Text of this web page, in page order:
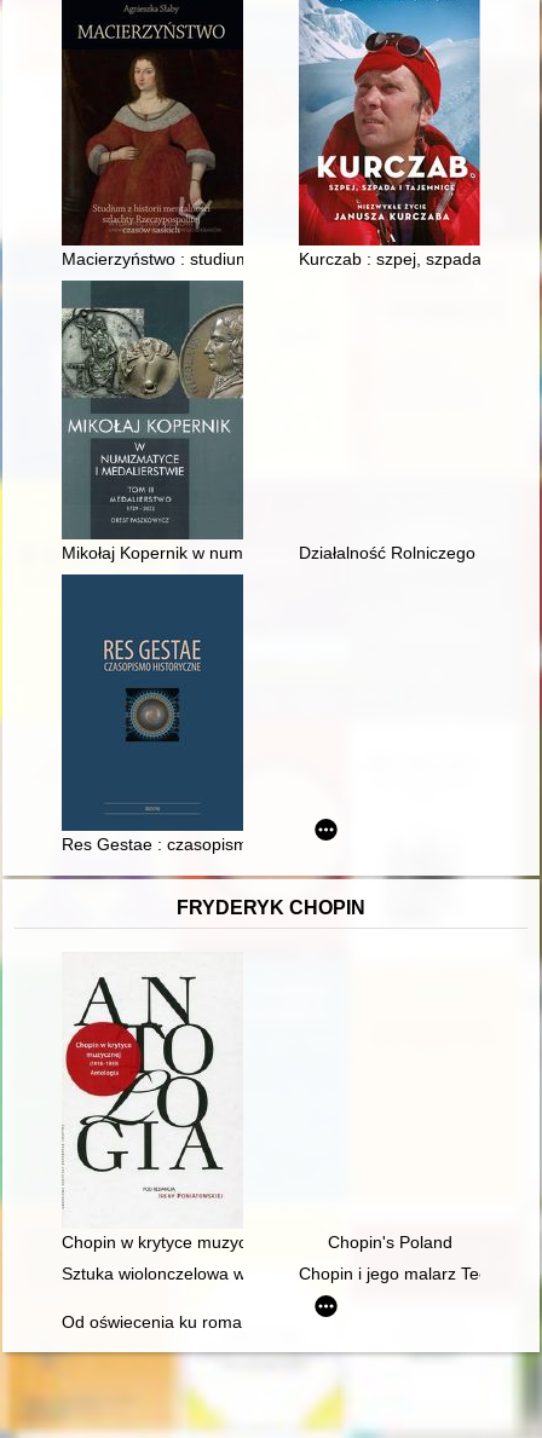
Macierzyństwo : studium z historii mentalności szlachty
Kurczab : szpej, szpada i
Mikołaj Kopernik w numizmatyce i medalierstwie : katalog
Działalność Rolniczego
Res Gestae : czasopismo historyczne. [T.] 16 (2023)
FRYDERYK CHOPIN
Chopin w krytyce muzycznej (1918-1939). Antologia
Chopin's Poland
Sztuka wiolonczelowa w polskiej i rosyjskiej kulturze
Chopin i jego malarz Teofil
Od oświecenia ku romantyzmowi i dalej... Autorzy, dzieła,